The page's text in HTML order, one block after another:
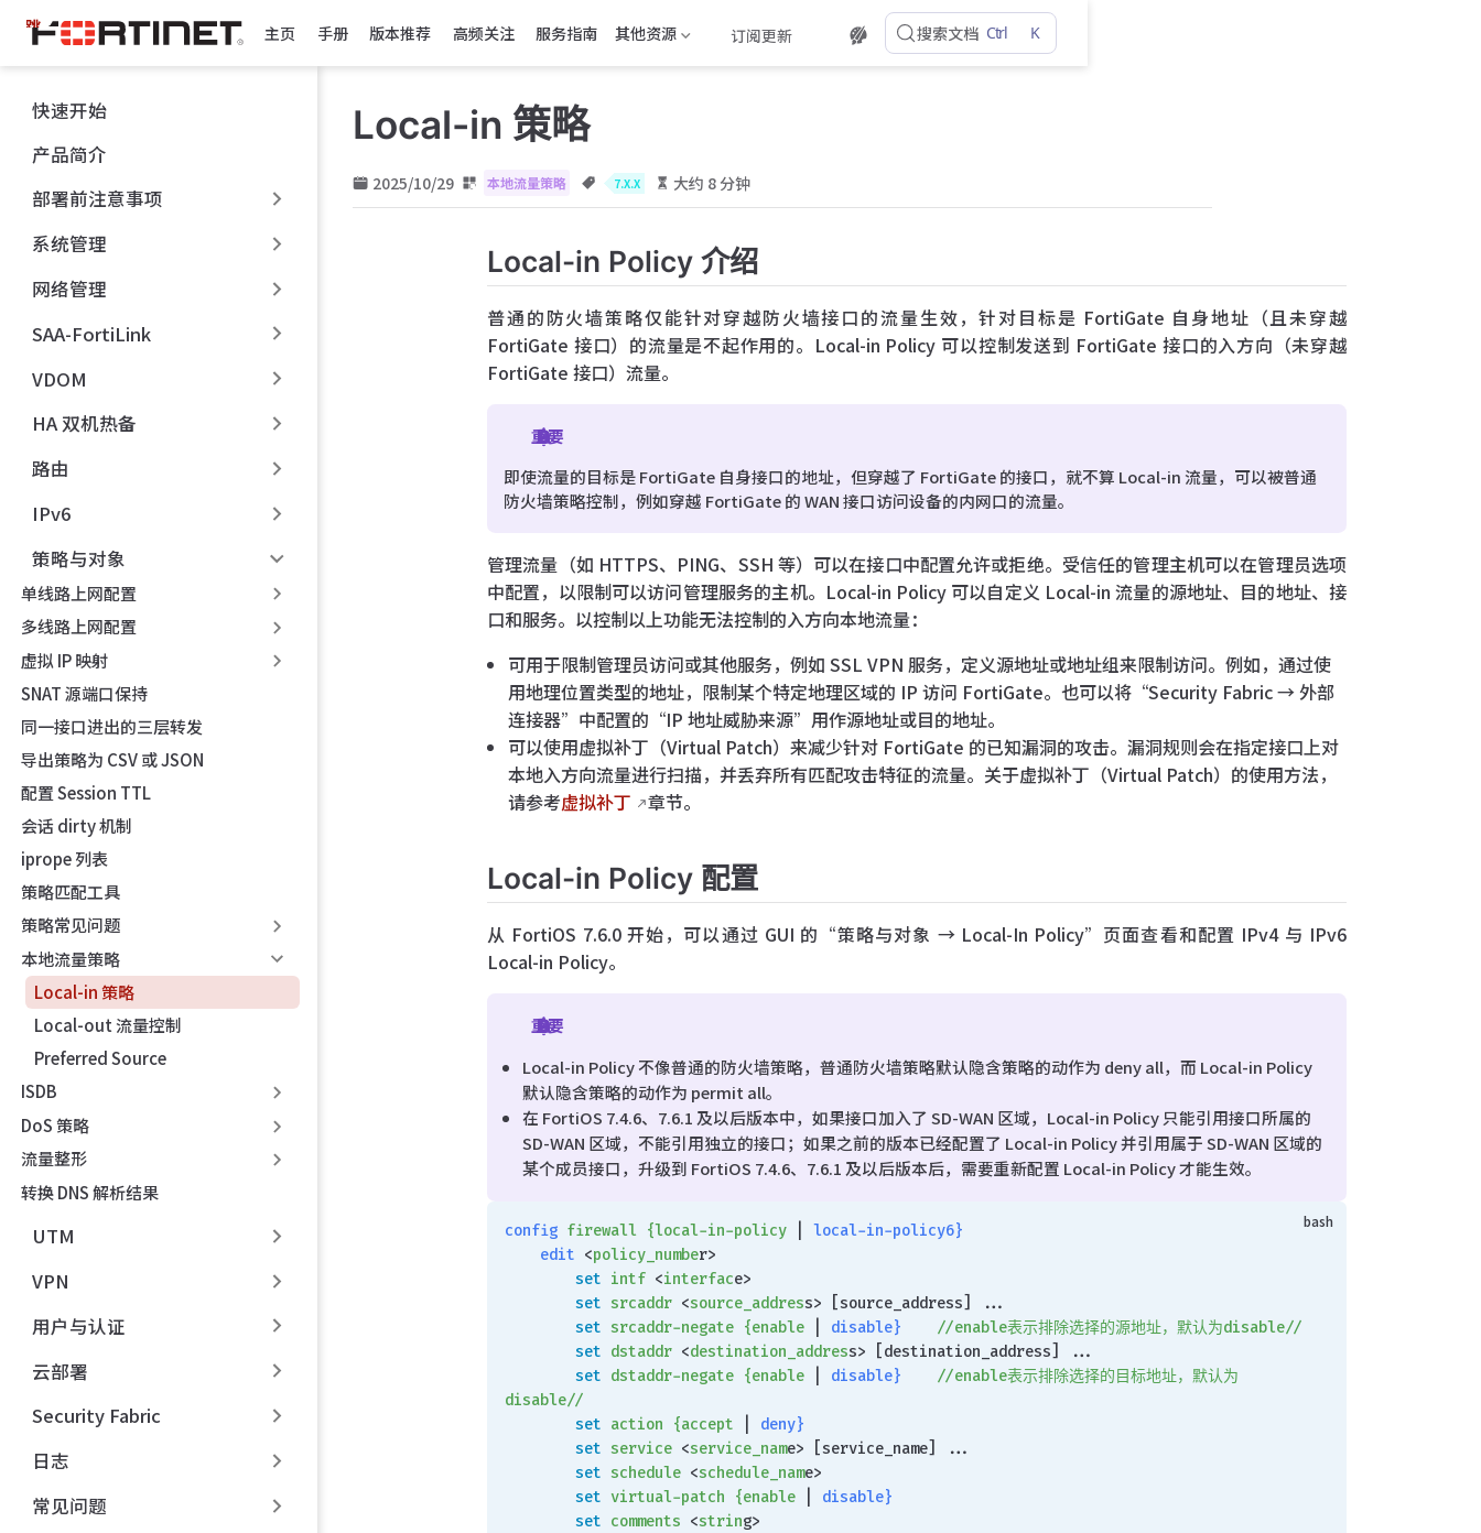
跳
至
主
內
容
主页 手册 版本推荐 高频关注 服务指南 其他资源 订阅更新 搜索文档 Ctrl K
快速开始
产品简介
部署前注意事项
系统管理
网络管理
SAA-FortiLink
VDOM
HA 双机热备
路由
IPv6
策略与对象
单线路上网配置
多线路上网配置
虚拟 IP 映射
SNAT 源端口保持
同一接口进出的三层转发
导出策略为 CSV 或 JSON
配置 Session TTL
会话 dirty 机制
iprope 列表
策略匹配工具
策略常见问题
本地流量策略
Local-in 策略
Local-out 流量控制
Preferred Source
ISDB
DoS 策略
流量整形
转换 DNS 解析结果
UTM
VPN
用户与认证
云部署
Security Fabric
日志
常见问题
Local-in 策略
2025/10/29 本地流量策略 7.X.X 大约 8 分钟
Local-in Policy 介绍
普通的防火墙策略仅能针对穿越防火墙接口的流量生效，针对目标是 FortiGate 自身地址（且未穿越
FortiGate 接口）的流量是不起作用的。Local-in Policy 可以控制发送到 FortiGate 接口的入方向（未穿越
FortiGate 接口）流量。
重要
即使流量的目标是 FortiGate 自身接口的地址，但穿越了 FortiGate 的接口，就不算 Local-in 流量，可以被普通
防火墙策略控制，例如穿越 FortiGate 的 WAN 接口访问设备的内网口的流量。
管理流量（如 HTTPS、PING、SSH 等）可以在接口中配置允许或拒绝。受信任的管理主机可以在管理员选项
中配置，以限制可以访问管理服务的主机。Local-in Policy 可以自定义 Local-in 流量的源地址、目的地址、接
口和服务。以控制以上功能无法控制的入方向本地流量：
可用于限制管理员访问或其他服务，例如 SSL VPN 服务，定义源地址或地址组来限制访问。例如，通过使
用地理位置类型的地址，限制某个特定地理区域的 IP 访问 FortiGate。也可以将“Security Fabric → 外部
连接器”中配置的“IP 地址威胁来源”用作源地址或目的地址。
可以使用虚拟补丁（Virtual Patch）来减少针对 FortiGate 的已知漏洞的攻击。漏洞规则会在指定接口上对
本地入方向流量进行扫描，并丢弃所有匹配攻击特征的流量。关于虚拟补丁（Virtual Patch）的使用方法，
请参考虚拟补丁 章节。
Local-in Policy 配置
从 FortiOS 7.6.0 开始，可以通过 GUI 的“策略与对象 → Local-In Policy”页面查看和配置 IPv4 与 IPv6
Local-in Policy。
重要
Local-in Policy 不像普通的防火墙策略，普通防火墙策略默认隐含策略的动作为 deny all，而 Local-in Policy
默认隐含策略的动作为 permit all。
在 FortiOS 7.4.6、7.6.1 及以后版本中，如果接口加入了 SD-WAN 区域，Local-in Policy 只能引用接口所属的
SD-WAN 区域，不能引用独立的接口；如果之前的版本已经配置了 Local-in Policy 并引用属于 SD-WAN 区域的
某个成员接口，升级到 FortiOS 7.4.6、7.6.1 及以后版本后，需要重新配置 Local-in Policy 才能生效。
config firewall {local-in-policy
local-in-policy6}
    edit
<policy_number>
        set
intf <interface>
        set
srcaddr <source_address> [source_address] ...
        set
srcaddr-negate {enable disable}
    //enable表示排除选择的源地址，默认为disable//
        set
dstaddr <destination_address> [destination_address] ...
        set
dstaddr-negate {enable disable}
    //enable表示排除选择的目标地址，默认为
disable//
        set
action {accept
deny}
        set
service <service_name> [service_name] ...
        set
schedule <schedule_name>
        set
virtual-patch {enable
disable}
        set
comments <string>